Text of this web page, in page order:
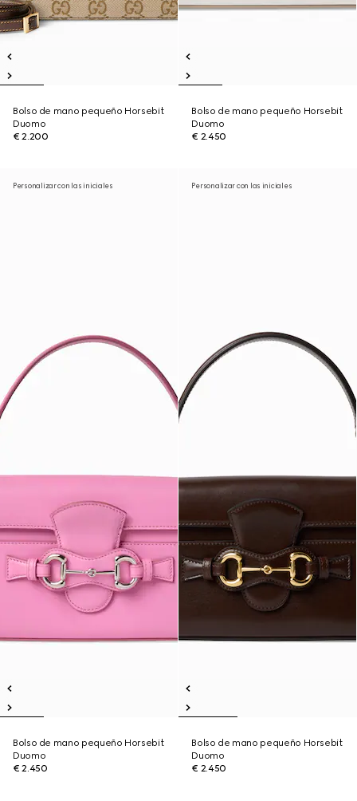
Bolso de mano pequeño Horsebit
Duomo
€ 2.200
Bolso de mano pequeño Horsebit
Duomo
€ 2.450
Personalizar con las iniciales
Bolso de mano pequeño Horsebit
Duomo
€ 2.450
Personalizar con las iniciales
Bolso de mano pequeño Horsebit
Duomo
€ 2.450